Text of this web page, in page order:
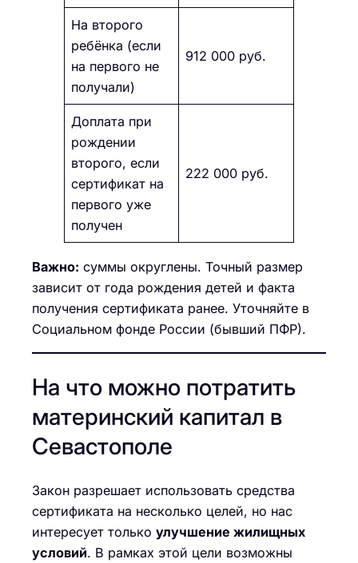
На второго
ребёнка (если
на первого не
получали)
912 000 руб.
Доплата при
рождении
второго, если
сертификат на
первого уже
получен
222 000 руб.
Важно: суммы округлены. Точный размер
зависит от года рождения детей и факта
получения сертификата ранее. Уточняйте в
Социальном фонде России (бывший ПФР).
На что можно потратить
материнский капитал в
Севастополе
Закон разрешает использовать средства
сертификата на несколько целей, но нас
интересует только улучшение жилищных
условий. В рамках этой цели возможны